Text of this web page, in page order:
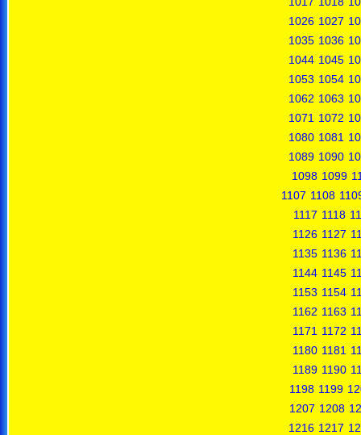
1026 1027
1035 1036
1044 1045
1053 1054
1062 1063
1071 1072
1080 1081
1089 1090
1098 1099
1107 1108
1117 1118
1126 1127
1135 1136
1144 1145
1153 1154
1162 1163
1171 1172
1180 1181
1189 1190
1198 1199
1207 1208
1216 1217